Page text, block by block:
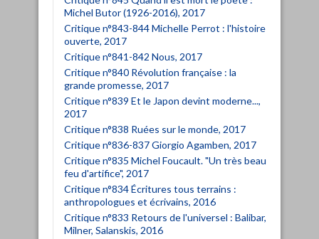
Michel Butor (1926-2016), 2017
Critique n°843-844 Michelle Perrot : l'histoire
ouverte, 2017
Critique n°841-842 Nous, 2017
Critique n°840 Révolution française : la
grande promesse, 2017
Critique n°839 Et le Japon devint moderne...,
2017
Critique n°838 Ruées sur le monde, 2017
Critique n°836-837 Giorgio Agamben, 2017
Critique n°835 Michel Foucault. "Un très beau
feu d'artifice", 2017
Critique n°834 Écritures tous terrains :
anthropologues et écrivains, 2016
Critique n°833 Retours de l'universel : Balibar,
Milner, Salanskis, 2016